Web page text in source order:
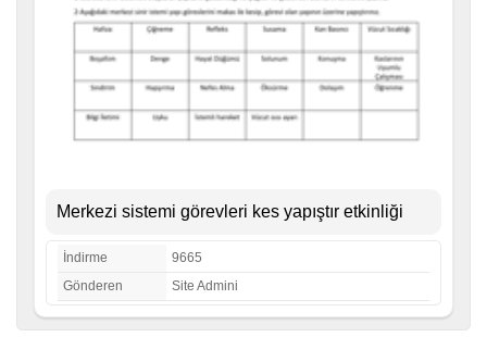
Merkezi sistemi görevleri kes yapıştır etkinliği
İndirme
9665
Gönderen
Site Admini